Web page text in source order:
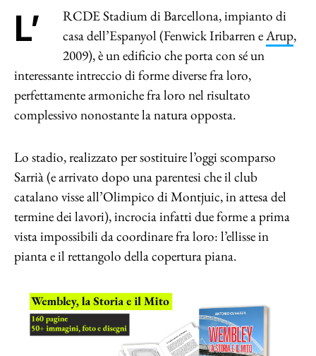
L’RCDE Stadium di Barcellona, impianto di casa dell’Espanyol (Fenwick Iribarren eArup,
2009), è un edificio che porta con sé un
interessante intreccio di forme diverse fra loro,
perfettamente armoniche fra loro nel risultato
complessivo nonostante la natura opposta.
Lo stadio, realizzato per sostituire l’oggi scomparso
Sarrià (e arrivato dopo una parentesi che il club
catalano visse all’Olimpico di Montjuic, in attesa del
termine dei lavori), incrocia infatti due forme a prima
vista impossibili da coordinare fra loro: l’ellisse in
pianta e il rettangolo della copertura piana.